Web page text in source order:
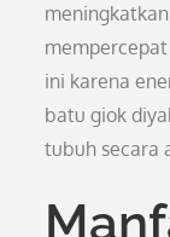
ini karena
batu giok
tubuh secara